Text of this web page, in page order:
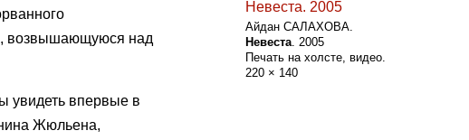
возвышающуюся над
увидеть впервые в
Жюльена,
Айдан САЛАХОВА.
Невеста. 2005
Печать на холсте, видео.
220 × 140